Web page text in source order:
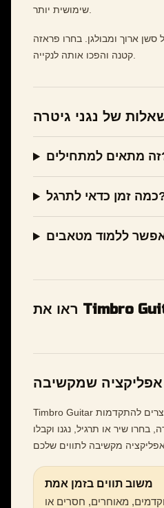
שימושית יותר.
סשן ארוך ומבולגן. בחרו פראזה
של נגני גיטרה
לתרגל?
אפליקציה שמקשיבה
Timbro Guitar עוזרת להפוך רגעי תרגול קצרים להתקדמות
בחרו שיר או תרגיל, נגנו וקבלו
משוב תווים בזמן אמת
מאוחרים, חסרים או